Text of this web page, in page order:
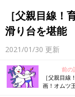
［父親目線
滑り台を堪能
2021/01/30 更新
前の
［父親目線
画！オムツ